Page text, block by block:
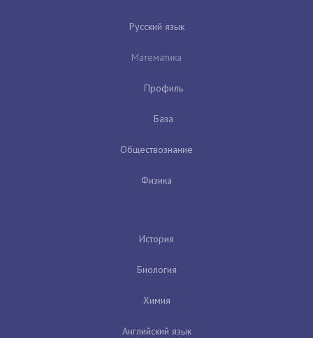
Русский язык
Математика
Профиль
База
Обществознание
Физика
История
Биология
Химия
Английский язык